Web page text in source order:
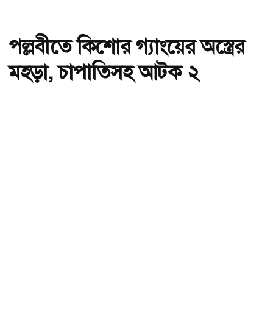
পল্লবীতে কিশোর গ্যাংয়ের অস্ত্রের
মহড়া, চাপাতিসহ আটক ২